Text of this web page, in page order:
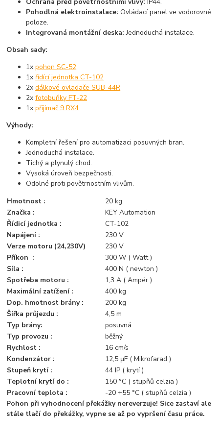
Pohodlná elektroinstalace: Ovládací panel ve vodorovné
poloze.
Integrovaná montážní deska: Jednoduchá instalace.
Obsah sady:
1xpohon SC-52
1x řídící jednotka CT-102
2xdálkové ovladače SUB-44R
2xfotobuňky FT-22
1xpřijímač 9 RX4
Výhody:
Kompletní řešení pro automatizaci posuvných bran.
Jednoduchá instalace.
Tichý a plynulý chod.
Vysoká úroveň bezpečnosti.
Odolné proti povětrnostním vlivům.
Hmotnost :
20 kg
Značka :
KEY Automation
Řídicí jednotka :
CT-102
Napájení :
230 V
Verze motoru (24,230V)
230 V
Příkon :
300 W ( Watt )
Síla :
400 N ( newton )
Spotřeba motoru :
1,3 A ( Ampér )
Maximální zatížení :
400 kg
Dop. hmotnost brány :
200 kg
Šířka průjezdu :
4,5 m
Typ brány:
posuvná
Typ provozu :
běžný
Rychlost :
16 cm/s
Kondenzátor :
12,5 μF ( Mikrofarad )
Stupeň krytí :
44 IP ( krytí )
Teplotní krytí do :
150 °C ( stupňů celzia )
Pracovní teplota :
-20 +55 °C ( stupňů celzia )
Pohon při vyhodnocení překážky nereverzuje! Sice zastaví ale
stále tlačí do překážky, vypne se až po vypršení času práce.